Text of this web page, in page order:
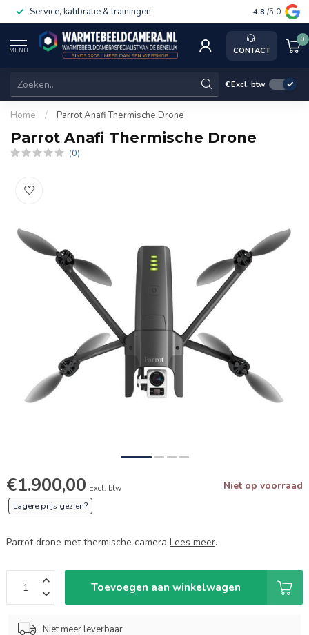
Service, kalibratie & trainingen 4.8 /5.0
MENU CONTACT
0
€Excl. btw
Home / Parrot Anafi Thermische Drone
Parrot Anafi Thermische Drone
(0)
€1.900,00 Excl. btw Niet op voorraad
Lagere prijs gezien?
Parrot drone met thermische camera Lees meer.
Toevoegen aan winkelwagen
Niet meer leverbaar